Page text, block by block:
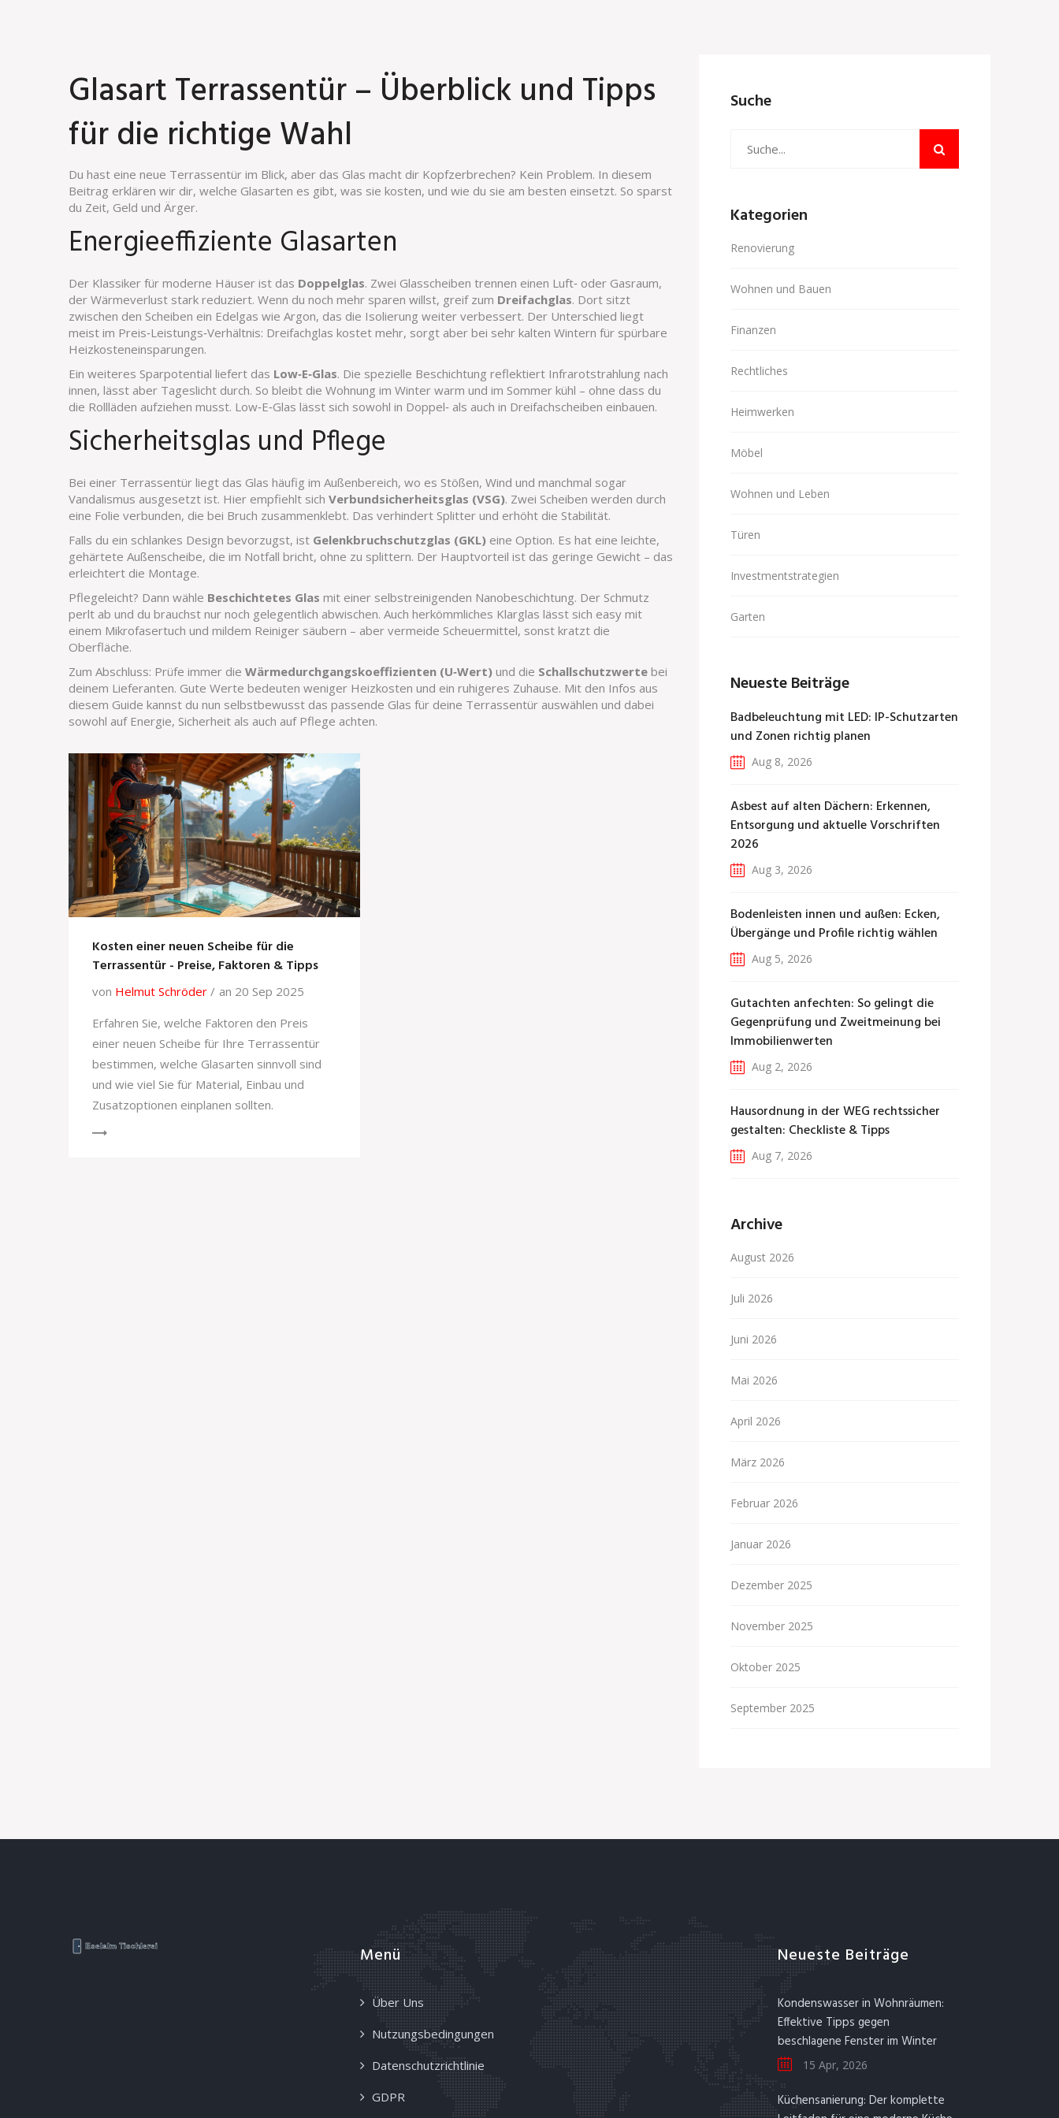
Glasart Terrassentür – Überblick und Tipps
für die richtige Wahl
Du hast eine neue Terrassentür im Blick, aber das Glas macht dir Kopfzerbrechen? Kein Problem. In diesem
Beitrag erklären wir dir, welche Glasarten es gibt, was sie kosten, und wie du sie am besten einsetzt. So sparst
du Zeit, Geld und Ärger.
Energieeffiziente Glasarten
Der Klassiker für moderne Häuser ist das Doppelglas. Zwei Glasscheiben trennen einen Luft‑ oder Gas­raum,
der Wärmeverlust stark reduziert. Wenn du noch mehr sparen willst, greif zum Dreifachglas. Dort sitzt
zwischen den Scheiben ein Edelgas wie Argon, das die Isolierung weiter verbessert. Der Unterschied liegt
meist im Preis‑Leistungs‑Verhältnis: Dreifachglas kostet mehr, sorgt aber bei sehr kalten Wintern für spürbare
Heizkosteneinsparungen.
Ein weiteres Sparpotential liefert das Low‑E‑Glas. Die spezielle Beschichtung reflektiert Infrarotstrahlung nach
innen, lässt aber Tageslicht durch. So bleibt die Wohnung im Winter warm und im Sommer kühl – ohne dass du
die Rollläden aufziehen musst. Low‑E‑Glas lässt sich sowohl in Doppel‑ als auch in Dreifachscheiben einbauen.
Sicherheitsglas und Pflege
Bei einer Terrassentür liegt das Glas häufig im Außenbereich, wo es Stößen, Wind und manchmal sogar
Vandalismus ausgesetzt ist. Hier empfiehlt sich Verbundsicherheitsglas (VSG). Zwei Scheiben werden durch
eine Folie verbunden, die bei Bruch zusammenklebt. Das verhindert Splitter und erhöht die Stabilität.
Falls du ein schlankes Design bevorzugst, ist Gelenkbruchschutzglas (GKL) eine Option. Es hat eine leichte,
gehärtete Außenscheibe, die im Notfall bricht, ohne zu splittern. Der Hauptvorteil ist das geringe Gewicht – das
erleichtert die Montage.
Pflegeleicht? Dann wähle Beschichtetes Glas mit einer selbstreinigenden Nanobeschichtung. Der Schmutz
perlt ab und du brauchst nur noch gelegentlich abwischen. Auch herkömmliches Klarglas lässt sich easy mit
einem Mikrofasertuch und mildem Reiniger säubern – aber vermeide Scheuermittel, sonst kratzt die
Oberfläche.
Zum Abschluss: Prüfe immer die Wärmedurchgangskoeffizienten (U‑Wert) und die Schallschutzwerte bei
deinem Lieferanten. Gute Werte bedeuten weniger Heizkosten und ein ruhigeres Zuhause. Mit den Infos aus
diesem Guide kannst du nun selbstbewusst das passende Glas für deine Terrassentür auswählen und dabei
sowohl auf Energie, Sicherheit als auch auf Pflege achten.
Kosten einer neuen Scheibe für die
Terrassentür - Preise, Faktoren & Tipps
von Helmut Schröder
an 20 Sep 2025
Erfahren Sie, welche Faktoren den Preis
einer neuen Scheibe für Ihre Terrassentür
bestimmen, welche Glasarten sinnvoll sind
und wie viel Sie für Material, Einbau und
Zusatzoptionen einplanen sollten.
Suche
Kategorien
Renovierung
Wohnen und Bauen
Finanzen
Rechtliches
Heimwerken
Möbel
Wohnen und Leben
Türen
Investmentstrategien
Garten
Neueste Beiträge
Badbeleuchtung mit LED: IP-Schutzarten
und Zonen richtig planen
Aug 8, 2026
Asbest auf alten Dächern: Erkennen,
Entsorgung und aktuelle Vorschriften
2026
Aug 3, 2026
Bodenleisten innen und außen: Ecken,
Übergänge und Profile richtig wählen
Aug 5, 2026
Gutachten anfechten: So gelingt die
Gegenprüfung und Zweitmeinung bei
Immobilienwerten
Aug 2, 2026
Hausordnung in der WEG rechtssicher
gestalten: Checkliste & Tipps
Aug 7, 2026
Archive
August 2026
Juli 2026
Juni 2026
Mai 2026
April 2026
März 2026
Februar 2026
Januar 2026
Dezember 2025
November 2025
Oktober 2025
September 2025
Menü
Über Uns
Nutzungsbedingungen
Datenschutzrichtlinie
GDPR
Neueste Beiträge
Kondenswasser in Wohnräumen:
Effektive Tipps gegen
beschlagene Fenster im Winter
15 Apr, 2026
Küchensanierung: Der komplette